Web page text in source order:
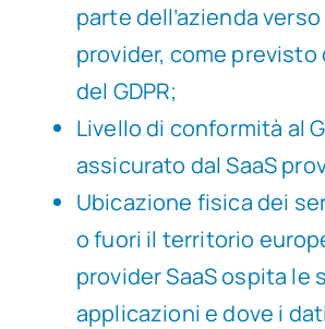
parte dell’azienda verso
provider, come previsto
del GDPR;
Livello di conformità al
assicurato dal SaaS
Ubicazione fisica dei
o fuori il territorio
provider SaaS ospita le
applicazioni e dove i